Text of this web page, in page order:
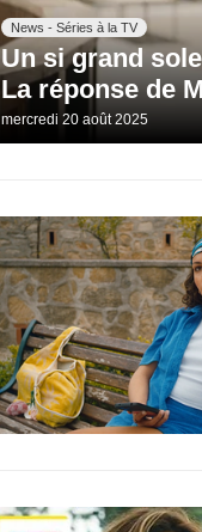
News - Séries à la TV
Un si grand
La réponse de
mercredi 20 août 2025